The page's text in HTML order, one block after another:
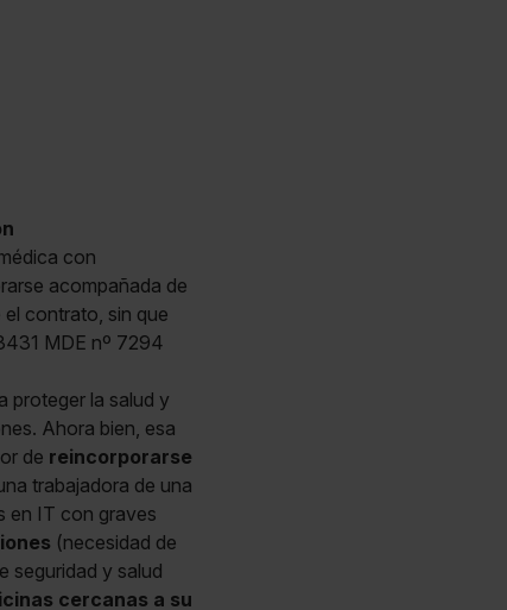
con
acompañada de
contrato, sin que
MDE nº 7294
proteger la salud y
Ahora bien, esa
de reincorporarse
trabajadora de una
en IT con graves
(necesidad de
seguridad y salud
cercanas a su